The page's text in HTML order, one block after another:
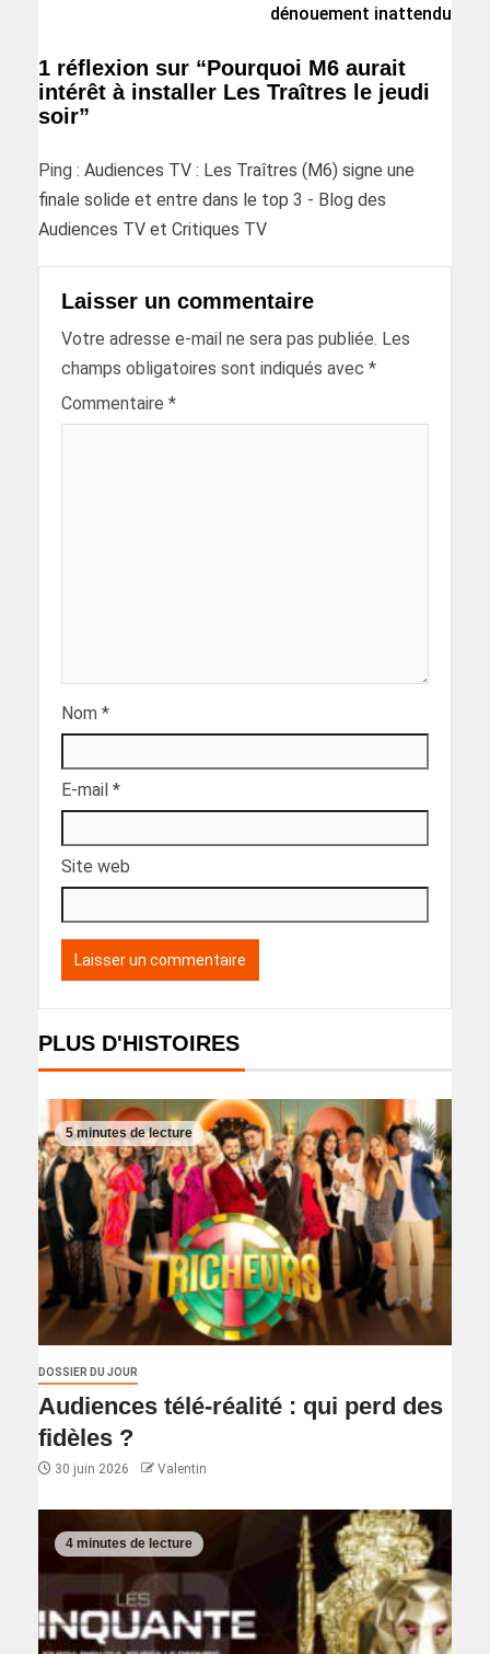
dénouement inattendu
1 réflexion sur “Pourquoi M6 aurait
intérêt à installer Les Traîtres le jeudi
soir”
Ping : Audiences TV : Les Traîtres (M6) signe une
finale solide et entre dans le top 3 - Blog des
Audiences TV et Critiques TV
Laisser un commentaire
Votre adresse e-mail ne sera pas publiée. Les
champs obligatoires sont indiqués avec *
Commentaire *
Nom *
E-mail *
Site web
PLUS D'HISTOIRES
5 minutes de lecture
DOSSIER DU JOUR
Audiences télé-réalité : qui perd des
fidèles ?
30 juin 2026 Valentin
4 minutes de lecture